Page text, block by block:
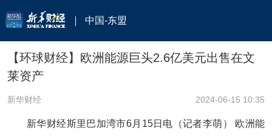
中国-东盟
【环球财经】欧洲能源巨头2.6亿美元出售在文
莱资产
新华财经 2024-06-15 10:35
新华财经斯里巴加湾市6月15日电（记者李萌） 欧洲能